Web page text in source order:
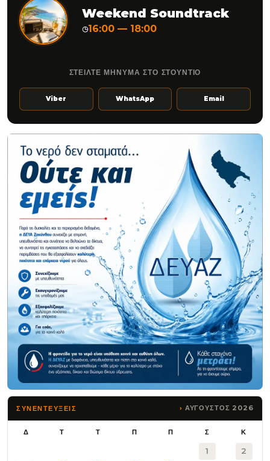
Weekend Soundtrack
◷16:00 — 18:00
ΣΤΕΙΛΤΕ ΜΗΝΥΜΑ ΣΤΟ ΣΤΟΥΝΤΙΟ
Viber WhatsApp Email
ΣΥΝΕΝΤΕΥΞΕΙΣ ΑΥΓΟΥΣΤΟΣ 2026
Δ Τ Τ Π Π Σ Κ
1 2